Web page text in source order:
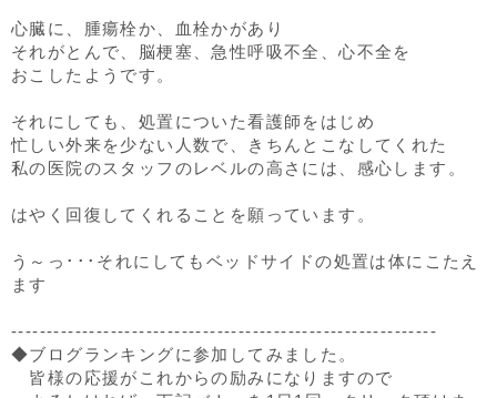
心臓に、腫瘍栓か、血栓かがあり
それがとんで、脳梗塞、急性呼吸不全、心不全を
おこしたようです。
それにしても、処置についた看護師をはじめ
忙しい外来を少ない人数で、きちんとこなしてくれた
私の医院のスタッフのレベルの高さには、感心します。
はやく回復してくれることを願っています。
う～っ･･･それにしてもベッドサイドの処置は体にこたえ
ます
------------------------------------------------------------
◆ブログランキングに参加してみました。
皆様の応援がこれからの励みになりますので